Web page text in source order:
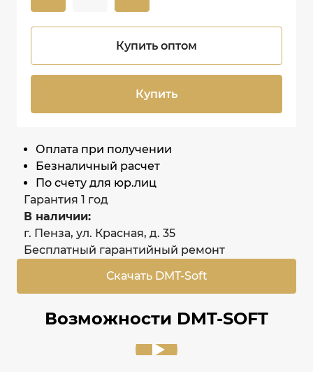
Купить оптом
Купить
Оплата при получении
Безналичный расчет
По счету для юр.лиц
Гарантия 1 год
В наличии:
г. Пенза, ул. Красная, д. 35
Бесплатный гарантийный ремонт
Скачать DMT-Soft
Возможности DMT-SOFT